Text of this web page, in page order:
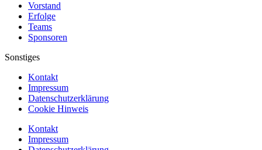
Vorstand
Erfolge
Teams
Sponsoren
Sonstiges
Kontakt
Impressum
Datenschutzerklärung
Cookie Hinweis
Kontakt
Impressum